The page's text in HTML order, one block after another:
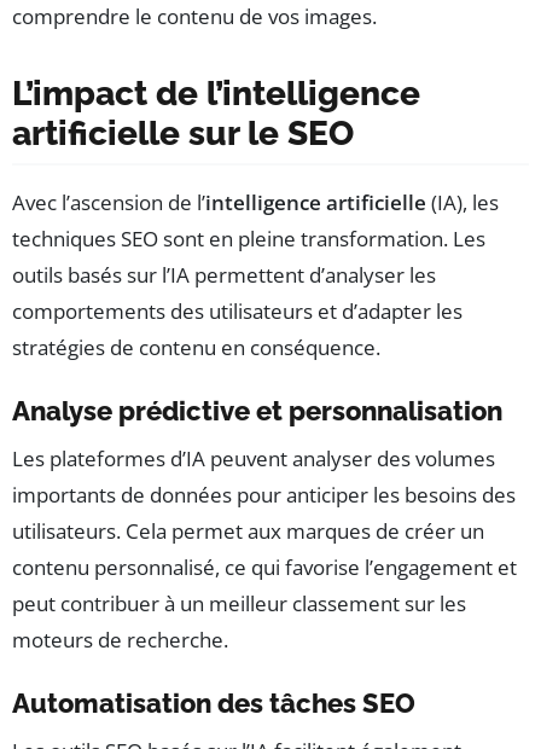
comprendre le contenu de vos images.
L’impact de l’intelligence
artificielle sur le SEO
Avec l’ascension de l’intelligence artificielle (IA), les
techniques SEO sont en pleine transformation. Les
outils basés sur l’IA permettent d’analyser les
comportements des utilisateurs et d’adapter les
stratégies de contenu en conséquence.
Analyse prédictive et personnalisation
Les plateformes d’IA peuvent analyser des volumes
importants de données pour anticiper les besoins des
utilisateurs. Cela permet aux marques de créer un
contenu personnalisé, ce qui favorise l’engagement et
peut contribuer à un meilleur classement sur les
moteurs de recherche.
Automatisation des tâches SEO